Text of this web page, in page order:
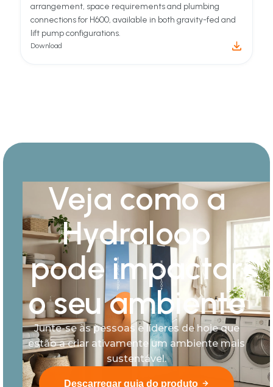
arrangement, space requirements and plumbing
connections for H600, available in both gravity-fed and
lift pump configurations.
Download
Veja como a
Hydraloop
pode impactar
o seu ambiente
Junte-se às pessoas e líderes de hoje que
estão a criar ativamente um ambiente mais
sustentável.
Descarregar guia do produto